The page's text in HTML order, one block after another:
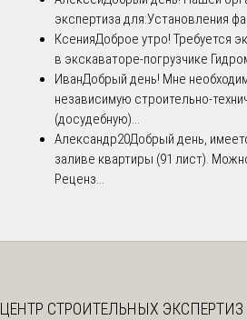
экспертиза для:Установления
КсенияДоброе утро! Требуется
в экскаваторе-погрузчике
ИванДобрый день! Мне
независимую строительно-
(досудебную)...
Александр20Добрый день,
заливе квартиры (91 лист).
Реценз...
ЦЕНТР СТРОИТЕЛЬНЫХ ЭКСПЕРТИЗ